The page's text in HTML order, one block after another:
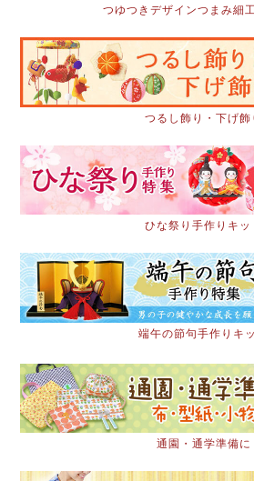
つゆつきデザインつまみ細
つるし飾り・下げ飾
ひな祭り手作りキッ
端午の節句手作りキ
通園・通学準備に